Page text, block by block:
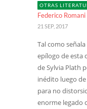
OTRAS
Federico Romani
21 SEP, 2017
Tal como
epílogo de esta
de Sylvia Plath
inédito luego
para no
enorme legado